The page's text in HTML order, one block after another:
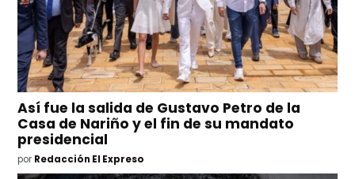
Así fue la salida de Gustavo Petro de la
Casa de Nariño y el fin de su mandato
presidencial
por Redacción El Expreso